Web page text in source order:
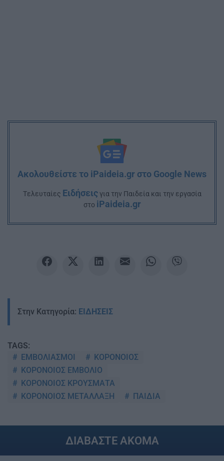
Ακολουθείστε το iPaideia.gr στο Google News
Tελευταίες Ειδήσειςγια την Παιδεία και την εργασία
στο iPaideia.gr
Στην Κατηγορία: ΕΙΔΗΣΕΙΣ
TAGS:
ΕΜΒΟΛΙΑΣΜΟΙ
ΚΟΡΟΝΟΙΟΣ
ΚΟΡΟΝΟΙΟΣ ΕΜΒΟΛΙΟ
ΚΟΡΟΝΟΙΟΣ ΚΡΟΥΣΜΑΤΑ
ΚΟΡΟΝΟΙΟΣ ΜΕΤΑΛΛΑΞΗ
ΠΑΙΔΙΑ
ΔΙΑΒΑΣΤΕ ΑΚΟΜΑ